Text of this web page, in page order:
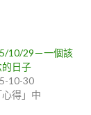
10/29－一個該
的日子
10-30
得」中